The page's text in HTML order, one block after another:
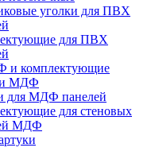
уголки для ПВХ
для ПВХ
и комплектующие
МДФ
для МДФ панелей
для стеновых
МДФ